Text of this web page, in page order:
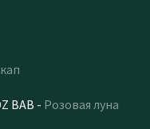
BAB - Розовая луна